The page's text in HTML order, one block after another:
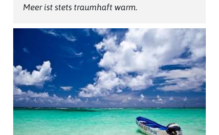
Meer ist stets traumhaft warm.